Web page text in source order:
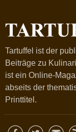
Tartuffel ist der
Beiträge zu
ist ein Online-
abseits der
Printtitel.